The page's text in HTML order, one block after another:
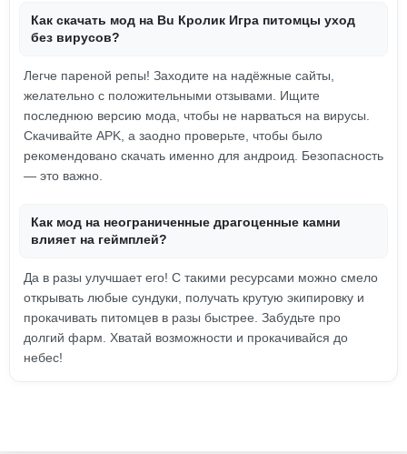
Как скачать мод на Bu Кролик Игра питомцы уход
без вирусов?
Легче пареной репы! Заходите на надёжные сайты,
желательно с положительными отзывами. Ищите
последнюю версию мода, чтобы не нарваться на вирусы.
Скачивайте APK, а заодно проверьте, чтобы было
рекомендовано скачать именно для андроид. Безопасность
— это важно.
Как мод на неограниченные драгоценные камни
влияет на геймплей?
Да в разы улучшает его! С такими ресурсами можно смело
открывать любые сундуки, получать крутую экипировку и
прокачивать питомцев в разы быстрее. Забудьте про
долгий фарм. Хватай возможности и прокачивайся до
небес!